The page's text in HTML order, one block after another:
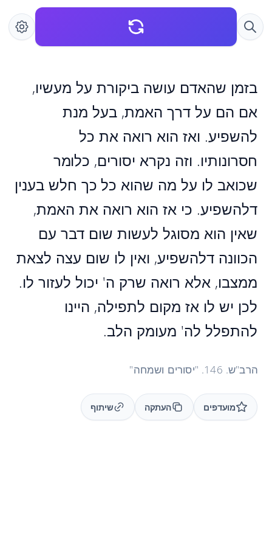
בזמן שהאדם עושה ביקורת על מעשיו,
אם הם על דרך האמת, בעל מנת
להשפיע. ואז הוא רואה את כל
חסרונותיו. וזה נקרא יסורים, כלומר
שכואב לו על מה שהוא כל כך חלש בענין
דלהשפיע. כי אז הוא רואה את האמת,
שאין הוא מסוגל לעשות שום דבר עם
הכוונה דלהשפיע, ואין לו שום עצה לצאת
ממצבו, אלא רואה שרק ה' יכול לעזור לו.
לכן יש לו אז מקום לתפילה, היינו
להתפלל לה' מעומק הלב.
הרב"ש. 146. "יסורים ושמחה"
מועדפים העתקה שיתוף